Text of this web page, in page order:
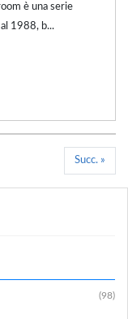
è una serie
1988, b...
Succ. »
(98)